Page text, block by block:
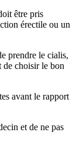
être pris
érectile ou un
prendre le cialis,
de choisir le bon
avant le rapport
et de ne pas